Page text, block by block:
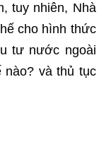
tuy nhiên, Nhà
cho hình thức
tư nước ngoài
nào? và thủ tục